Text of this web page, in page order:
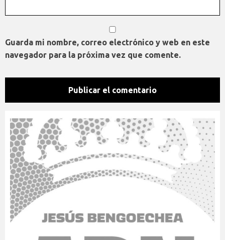
Guarda mi nombre, correo electrónico y web en este
navegador para la próxima vez que comente.